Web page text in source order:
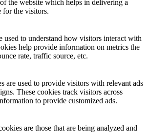
the website which helps in delivering a
for the visitors.
used to understand how visitors interact with
help provide information on metrics the
rate, traffic source, etc.
are used to provide visitors with relevant ads
These cookies track visitors across
to provide customized ads.
are those that are being analyzed and